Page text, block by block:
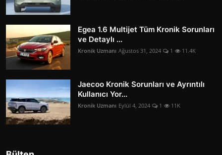
Egea 1.6 Multijet Tüm Kronik Sorunları
ve Detaylı ...
Kronik Uzmanı Ağustos 31, 2024 1 11.4K
Jaecoo Kronik Sorunları ve Ayrıntılı
Kullanıcı Yor...
Kronik Uzmanı Eylül 4, 2024 1 11K